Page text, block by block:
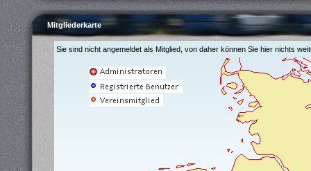
Mitgliederkarte
Sie sind nicht angemeldet als Mitglied, von daher können Sie hier nichts